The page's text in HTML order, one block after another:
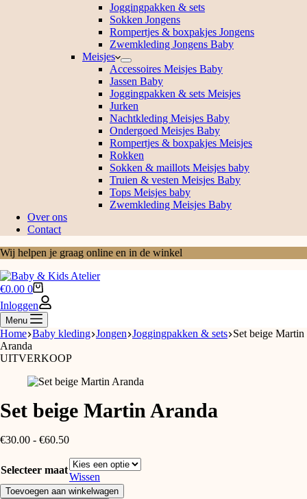
Joggingpakken & sets
Sokken Jongens
Rompertjes & boxpakjes Jongens
Zwemkleding Jongens Baby
Meisjes
Accessoires Meisjes Baby
Jassen Baby
Joggingpakken & sets Meisjes
Jurken
Nachtkleding Meisjes Baby
Ondergoed Meisjes Baby
Rompertjes & boxpakjes Meisjes
Rokken
Sokken & maillots Meisjes baby
Truien & vesten Meisjes Baby
Tops Meisjes baby
Zwemkleding Meisjes Baby
Over ons
Contact
Wij helpen je graag online en in de winkel
Winkelwagen
€0.00 0
Inloggen
Menu
Home Baby kleding Jongen Joggingpakken & sets Set beige Martin
Aranda
UITVERKOOP
Set beige Martin Aranda
€30.00 - €60.50Prijsklasse:
tot
€60.50
Selecteer maat
Wissen
SetToevoegen aan winkelwagen